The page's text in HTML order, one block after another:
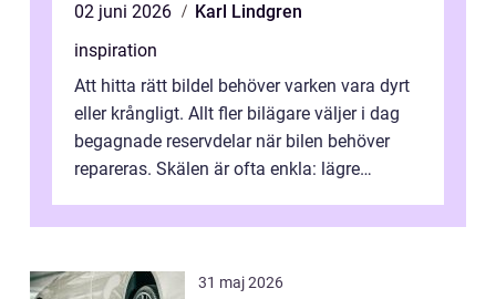
02 juni 2026
Karl Lindgren
inspiration
Att hitta rätt bildel behöver varken vara dyrt
eller krångligt. Allt fler bilägare väljer i dag
begagnade reservdelar när bilen behöver
repareras. Skälen är ofta enkla: lägre
31 maj 2026